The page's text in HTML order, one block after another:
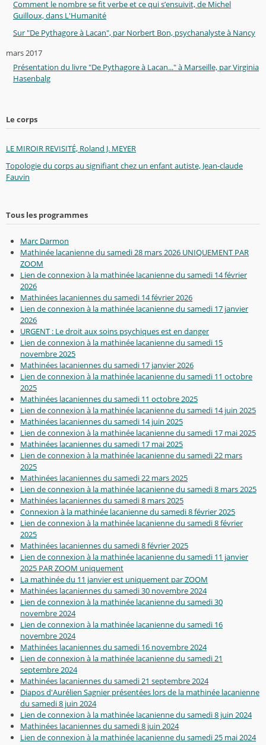
Comment le nombre se fit verbe et ce qui s’ensuivit, de Michel
Guilloux, dans L'Humanité
Sur "De Pythagore à Lacan", par Norbert Bon, psychanalyste à Nancy
mars 2017
Présentation du livre "De Pythagore à Lacan..." à Marseille, par Virginia
Hasenbalg
Le corps
LE MIROIR REVISITÉ, Roland J. MEYER
Topologie du corps au signifiant chez un enfant autiste, Jean-claude
Fauvin
Tous les programmes
Marc Darmon
Mathinée lacanienne du samedi 28 mars 2026 UNIQUEMENT PAR
ZOOM
Lien de connexion à la mathinée lacanienne du samedi 14 février
2026
Mathinées lacaniennes du samedi 14 février 2026
Lien de connexion à la mathinée lacanienne du samedi 17 janvier
2026
URGENT : Le droit aux soins psychiques est en danger
Lien de connexion à la mathinée lacanienne du samedi 15
novembre 2025
Mathinées lacaniennes du samedi 17 janvier 2026
Lien de connexion à la mathinée lacanienne du samedi 11 octobre
2025
Mathinées lacaniennes du samedi 11 octobre 2025
Lien de connexion à la mathinée lacanienne du samedi 14 juin 2025
Mathinées lacaniennes du samedi 14 juin 2025
Lien de connexion à la mathinée lacanienne du samedi 17 mai 2025
Mathinées lacaniennes du samedi 17 mai 2025
Lien de connexion à la mathinée lacanienne du samedi 22 mars
2025
Mathinées lacaniennes du samedi 22 mars 2025
Lien de connexion à la mathinée lacanienne du samedi 8 mars 2025
Mathinées lacaniennes du samedi 8 mars 2025
Connexion à la mathinée lacanienne du samedi 8 février 2025
Lien de connexion à la mathinée lacanienne du samedi 8 février
2025
Mathinées lacaniennes du samedi 8 février 2025
Lien de connexion à la mathinée lacanienne du samedi 11 janvier
2025 PAR ZOOM uniquement
La mathinée du 11 janvier est uniquement par ZOOM
Mathinées lacaniennes du samedi 30 novembre 2024
Lien de connexion à la mathinée lacanienne du samedi 30
novembre 2024
Lien de connexion à la mathinée lacanienne du samedi 16
novembre 2024
Mathinées lacaniennes du samedi 16 novembre 2024
Lien de connexion à la mathinée lacanienne du samedi 21
septembre 2024
Mathinées lacaniennes du samedi 21 septembre 2024
Diapos d'Aurélien Sagnier présentées lors de la mathinée lacanienne
du samedi 8 juin 2024
Lien de connexion à la mathinée lacanienne du samedi 8 juin 2024
Mathinées lacaniennes du samedi 8 juin 2024
Lien de connexion à la mathinée lacanienne du samedi 25 mai 2024